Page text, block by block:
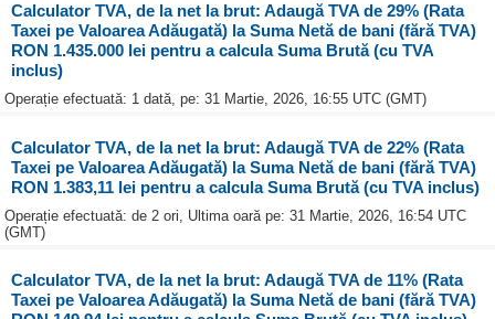
Calculator TVA, de la net la brut: Adaugă TVA de 29% (Rata
Taxei pe Valoarea Adăugată) la Suma Netă de bani (fără TVA)
RON 1.435.000 lei pentru a calcula Suma Brută (cu TVA
inclus)
Operație efectuată: 1 dată, pe: 31 Martie, 2026, 16:55 UTC (GMT)
Calculator TVA, de la net la brut: Adaugă TVA de 22% (Rata
Taxei pe Valoarea Adăugată) la Suma Netă de bani (fără TVA)
RON 1.383,11 lei pentru a calcula Suma Brută (cu TVA inclus)
Operație efectuată: de 2 ori, Ultima oară pe: 31 Martie, 2026, 16:54 UTC
(GMT)
Calculator TVA, de la net la brut: Adaugă TVA de 11% (Rata
Taxei pe Valoarea Adăugată) la Suma Netă de bani (fără TVA)